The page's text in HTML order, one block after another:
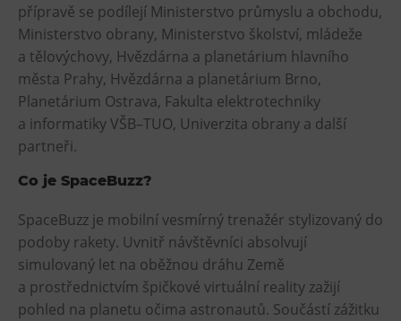
Prohlídky
Dolní Vítkovice
Hornické muzeum
Občerstvení
Kavárna Velký Svět techniky
L’Osteria
PECKA DOV
Restaurace VP ART
Bistropen
přípravě se podílejí Ministerstvo průmyslu a obchodu,
Ministerstvo obrany, Ministerstvo školství, mládeže
a tělovýchovy, Hvězdárna a planetárium hlavního
města Prahy, Hvězdárna a planetárium Brno,
Planetárium Ostrava, Fakulta elektrotechniky
a informatiky VŠB–TUO, Univerzita obrany a další
partneři.
Co je SpaceBuzz?
SpaceBuzz je mobilní vesmírný trenažér stylizovaný do
podoby rakety. Uvnitř návštěvníci absolvují
simulovaný let na oběžnou dráhu Země
a prostřednictvím špičkové virtuální reality zažijí
pohled na planetu očima astronautů. Součástí zážitku